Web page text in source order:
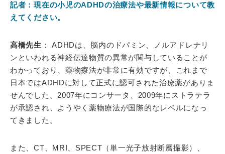
記者：現在の小児のADHDの治療法や最新情報について教
えてください。
高橋先生 ： ADHDは、脳内のドパミン、ノルアドレナリ
ンといわれる神経伝達物質の異常が関与していることが
わかっており、薬物療法が非常に有効ですが、これまで
日本ではADHDに対して正式に認可された治療薬がありま
せんでした。2007年にコンサータ、2009年にストラテラ
が承認され、ようやく薬物療法が国際的なレベルになっ
てきました。
また、CT、MRI、SPECT（単一光子放射断層撮影）、